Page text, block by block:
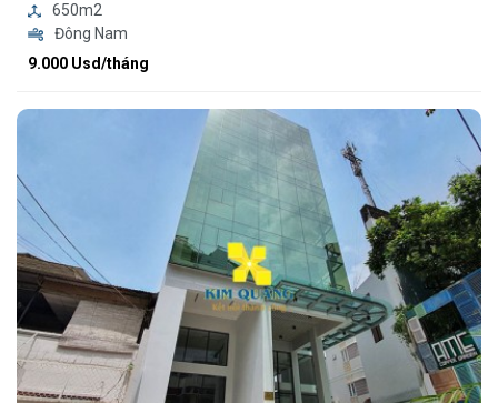
650m2
Đông Nam
9.000 Usd/tháng